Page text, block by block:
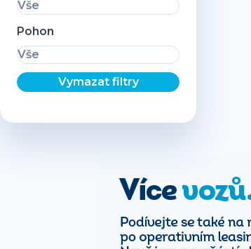
Vše
Pohon
Vše
Vymazat filtry